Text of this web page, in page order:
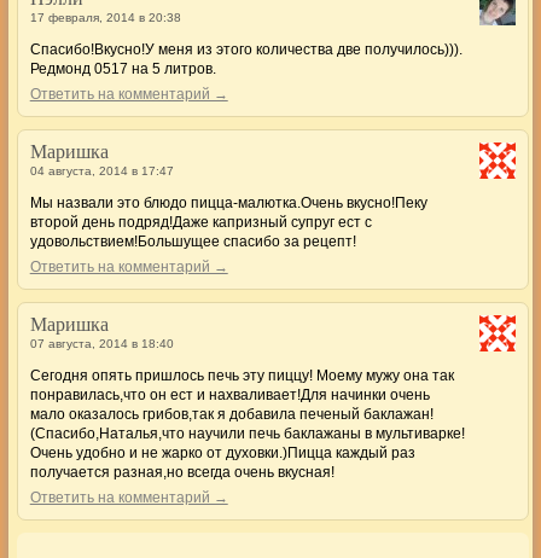
17 февраля, 2014 в 20:38
Спасибо!Вкусно!У меня из этого количества две получилось))).
Редмонд 0517 на 5 литров.
Ответить на комментарий →
Маришка
04 августа, 2014 в 17:47
Мы назвали это блюдо пицца-малютка.Очень вкусно!Пеку
второй день подряд!Даже капризный супруг ест с
удовольствием!Большущее спасибо за рецепт!
Ответить на комментарий →
Маришка
07 августа, 2014 в 18:40
Сегодня опять пришлось печь эту пиццу! Моему мужу она так
понравилась,что он ест и нахваливает!Для начинки очень
мало оказалось грибов,так я добавила печеный баклажан!
(Спасибо,Наталья,что научили печь баклажаны в мультиварке!
Очень удобно и не жарко от духовки.)Пицца каждый раз
получается разная,но всегда очень вкусная!
Ответить на комментарий →